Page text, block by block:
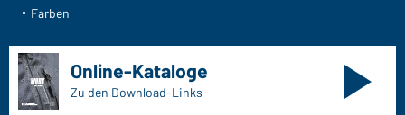
Farben
Online-Kataloge
Zu den Download-Links